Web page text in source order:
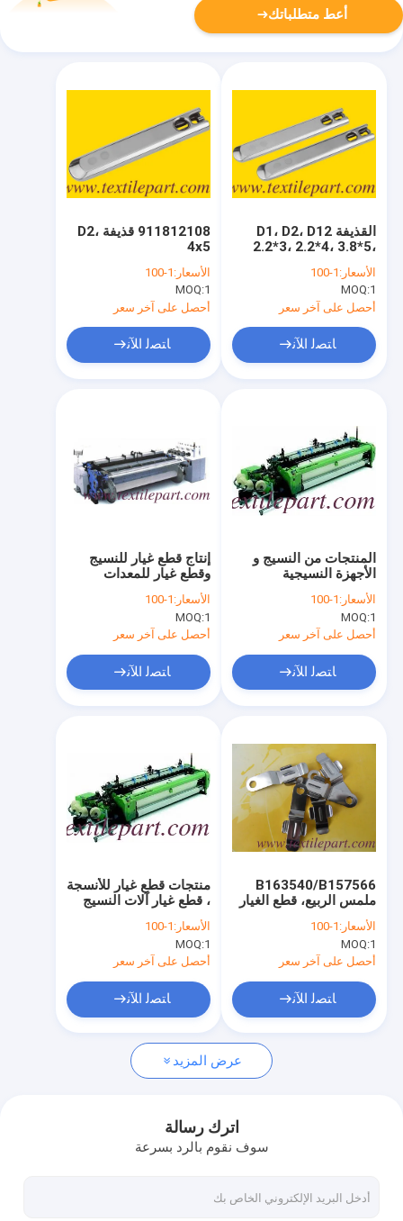
المنتجات
حول بنا
جولة في المعمل
اتصل بنا
أخبار
طلب اقتباس
أجزاء من قذائف (سولزر)
أجزاء من قماش البيكانول
قطع VAMATEX الخشبية
أعط متطلباتك
911812108 قذيفة D2،
4x5
الأسعار: 1-100
MOQ:1
أحصل على آخر سعر
ﺎﺘﺼﻟ ﺍﻶﻧ
القذيفة D1، D2، D12
2.2*3، 2.2*4، 3.8*5،
الخشب P7100 P72
الأسعار: 1-100
MOQ:1
أحصل على آخر سعر
ﺎﺘﺼﻟ ﺍﻶﻧ
إنتاج قطع غيار للنسيج
وقطع غيار للمعدات
النسيجية
الأسعار: 1-100
MOQ:1
أحصل على آخر سعر
ﺎﺘﺼﻟ ﺍﻶﻧ
المنتجات من النسيج و
الأجهزة النسيجية
الأسعار: 1-100
MOQ:1
أحصل على آخر سعر
ﺎﺘﺼﻟ ﺍﻶﻧ
منتجات قطع غيار للأنسجة
، قطع غيار آلات النسيج
الأسعار: 1-100
MOQ:1
أحصل على آخر سعر
ﺎﺘﺼﻟ ﺍﻶﻧ
B163540/B157566
ملمس الربيع، قطع الغيار
بيكانول، قطع الغيار
الخياطة.
الأسعار: 1-100
MOQ:1
أحصل على آخر سعر
ﺎﺘﺼﻟ ﺍﻶﻧ
عرض المزيد
اترك رسالة
سوف نقوم بالرد بسرعة